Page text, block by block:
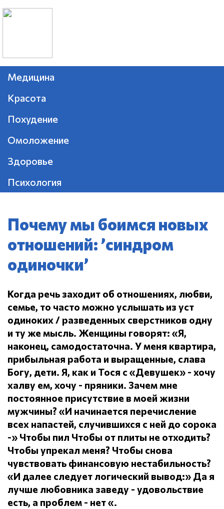
Медицина
Красота
Похудение
Омоложение
Здоровье
Психология
Почему мы боимся новых
отношений: ’синдром
одиночки’
Когда речь заходит об отношениях, любви,
семье, то часто можно услышать из уст
одиноких / разведенных сверстников одну
и ту же мысль. Женщины говорят: «Я,
наконец, самодостаточна. У меня квартира,
прибыльная работа и выращенные, слава
Богу, дети. Я, как и Тося с «Девушек» - хочу
халву ем, хочу - пряники. Зачем мне
постоянное присутствие в моей жизни
мужчины? «И начинается перечисление
всех напастей, случившихся с ней до сорока
-» Чтобы пил Чтобы от плиты не отходить?
Чтобы упрекал меня? Чтобы снова
чувствовать финансовую нестабильность?
«И далее следует логический вывод:» Да я
лучше любовника заведу - удовольствие
есть, а проблем - нет «.